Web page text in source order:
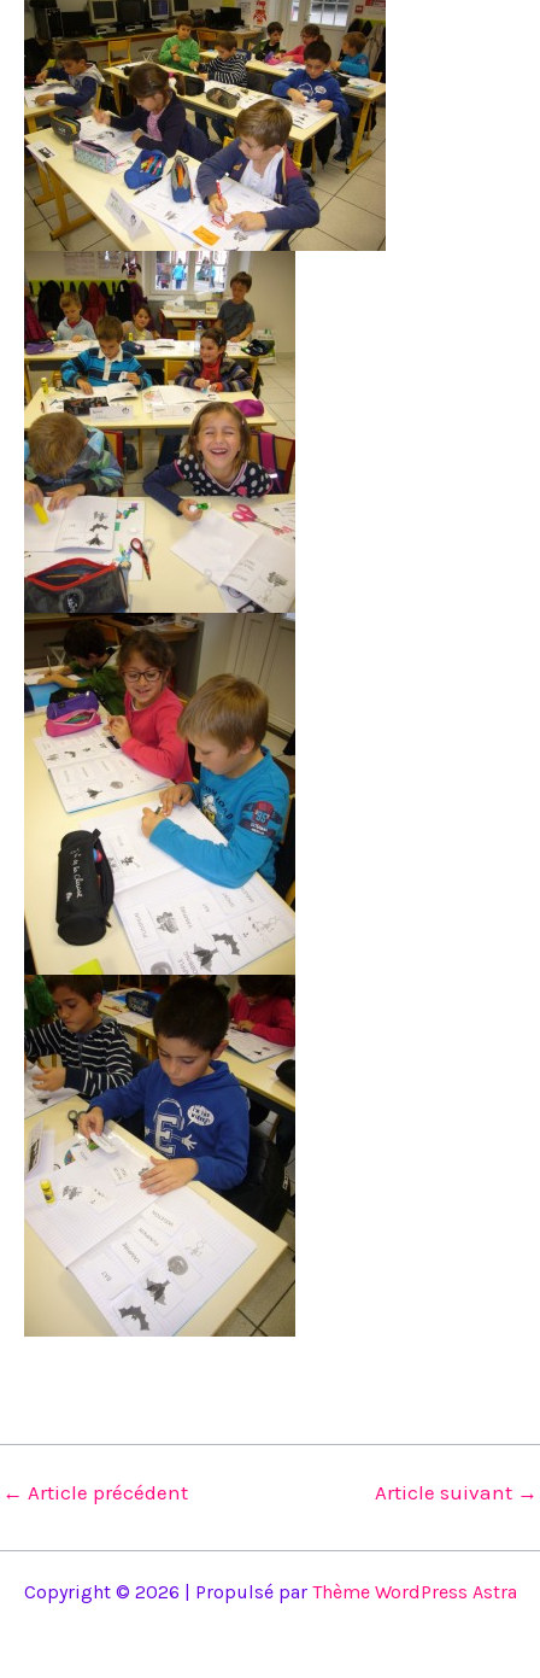
← Article précédent Article suivant →
Copyright © 2026 | Propulsé par Thème WordPress Astra